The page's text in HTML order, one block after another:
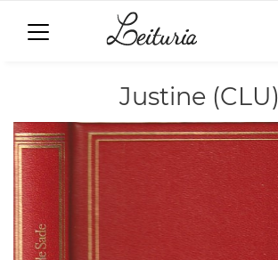
Justine (CLU)